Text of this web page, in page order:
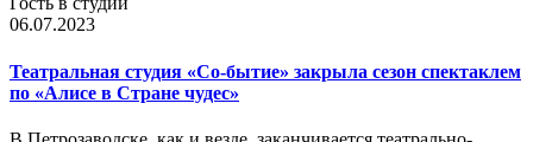
06.07.2023
Театральная студия «Со-бытие» закрыла сезон спектаклем
по «Алисе в Стране чудес»